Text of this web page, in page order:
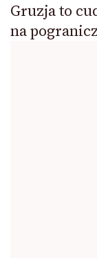
Gruzja to
na